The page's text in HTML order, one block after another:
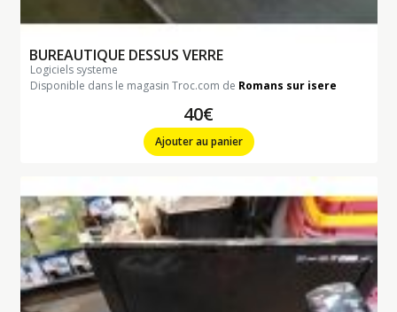
BUREAUTIQUE DESSUS VERRE
logiciels systeme
Disponible dans le magasin Troc.com de Romans sur isere
40€
Ajouter au panier